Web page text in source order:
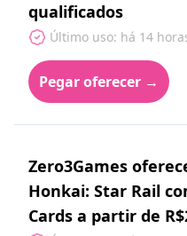
qualificados
Último uso: há 14
Pegar oferecer →
Zero3Games
Honkai: Star Rail
Cards a partir de